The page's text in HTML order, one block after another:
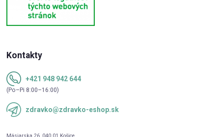
Kontakty
+421 948 942 644
(Po–Pi 8:00–16:00)
zdravko@zdravko-eshop.sk